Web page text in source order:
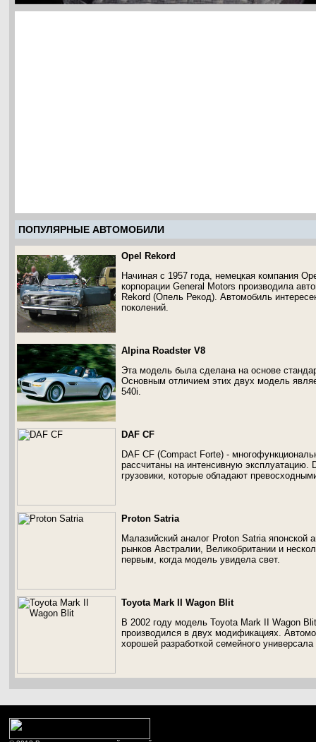
ПОПУЛЯРНЫЕ АВТОМОБИЛИ
Opel Rekord
Начиная с 1957 года, немецкая компания
корпорации General Motors производила
Rekord (Опель Рекод). Автомобиль
поколений.
Alpina Roadster V8
Эта модель была сделана на основе
Основным отличием этих двух модель
540i.
DAF CF
DAF CF (Compact Forte) -
рассчитаны на интенсивную
грузовики, которые обладают
Proton Satria
Малазийский аналог Proton Satria
рынков Австралии, Великобритании и
первым, когда модель увидела свет.
Toyota Mark II Wagon Blit
В 2002 году модель Toyota Mark II Wagon
производился в двух модификациях.
хорошей разработкой семейного